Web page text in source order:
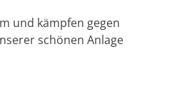
und kämpfen gegen
schönen Anlage